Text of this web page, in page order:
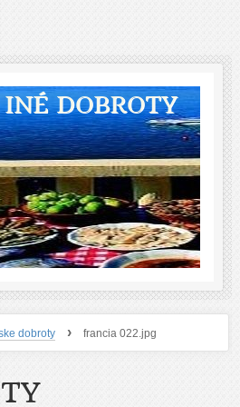
DOBROTY
dobroty › francia 022.jpg